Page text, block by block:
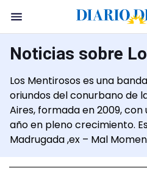
Noticias sobre
Los Mentirosos es una
oriundos del conurbano de
Aires, formada en 2009,
año en pleno crecimiento.
Madrugada ,ex – Mal